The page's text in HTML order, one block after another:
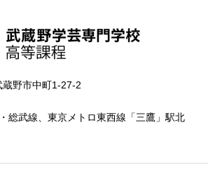
野市中町1-27-2
総武線、東京メトロ東西線「三鷹」駅北